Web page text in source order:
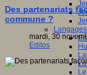
Langages
Des partenariats
commune ?
mardi, 30
Editos